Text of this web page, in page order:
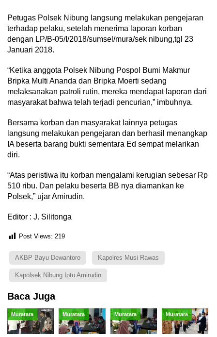
Petugas Polsek Nibung langsung melakukan pengejaran
terhadap pelaku, setelah menerima laporan korban
dengan LP/B-05/I/2018/sumsel/mura/sek nibung,tgl 23
Januari 2018.
“Ketika anggota Polsek Nibung Pospol Bumi Makmur
Bripka Multi Ananda dan Bripka Moerti sedang
melaksanakan patroli rutin, mereka mendapat laporan dari
masyarakat bahwa telah terjadi pencurian,” imbuhnya.
Bersama korban dan masyarakat lainnya petugas
langsung melakukan pengejaran dan berhasil menangkap
IA beserta barang bukti sementara Ed sempat melarikan
diri.
“Atas peristiwa itu korban mengalami kerugian sebesar Rp
510 ribu. Dan pelaku beserta BB nya diamankan ke
Polsek,” ujar Amirudin.
Editor : J. Silitonga
Post Views: 219
AKBP Bayu Dewantoro Kapolres Musi Rawas
Kapolsek Nibung Iptu Amirudin
Baca Juga
Muratara Muratara Muratara Muratara